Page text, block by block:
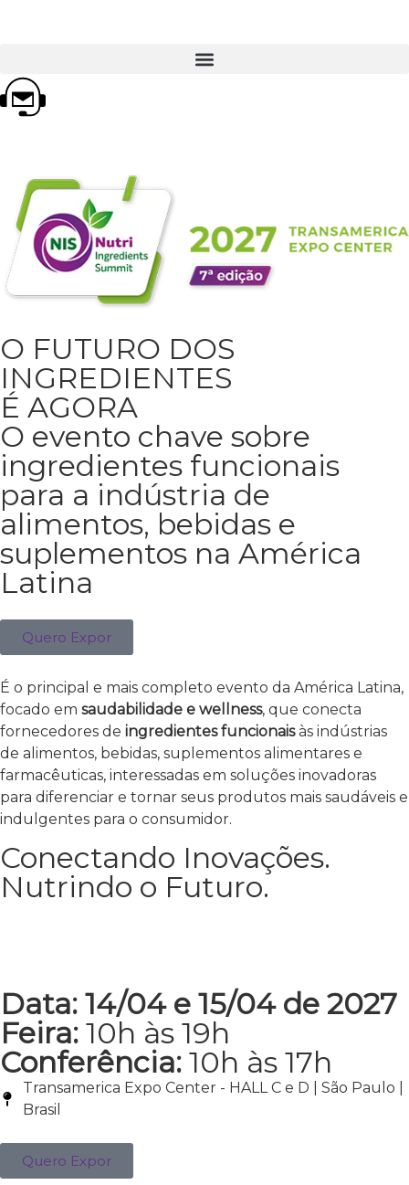
O FUTURO DOS
INGREDIENTES
É AGORA
O evento chave sobre
ingredientes funcionais
para a indústria de
alimentos, bebidas e
suplementos na América
Latina
Quero Expor
É o principal e mais completo evento da América Latina,
focado em saudabilidade e wellness, que conecta
fornecedores de ingredientes funcionaisàs indústrias
de alimentos, bebidas, suplementos alimentares e
farmacêuticas, interessadas em soluções inovadoras
para diferenciar e tornar seus produtos mais saudáveis e
indulgentes para o consumidor.
Conectando Inovações.
Nutrindo o Futuro.
Data: 14/04 e 15/04 de 2027
Feira: 10h às 19h
Conferência: 10h às 17h
Transamerica Expo Center - HALL C e D | São Paulo |
Brasil
Quero Expor